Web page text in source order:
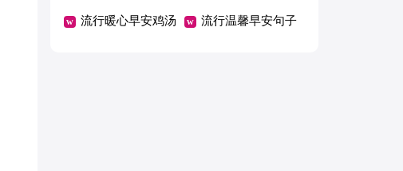
流行暖心早安鸡汤 流行温馨早安句子